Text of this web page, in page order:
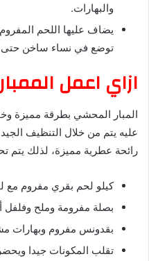
والبهارات.
يضاف عليها اللحم
توضع في نساء ساخن حتى
ازاي اعمل
المبار المحشي بطرقة مميزة
عليه يتم من خلال التنظيف
رائحة عطرية مميزة، لذلك يتم
كيلو لحم بقري مفروم مع
بصلة مفرومة وملح وفلفل
بقدونس مفروم وبهارات
تقلب المكونات جيدا